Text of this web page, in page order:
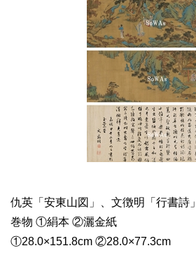
仇英「安東山図」、文徴明「行書詩」
巻物 ①絹本 ②灑金紙
①28.0×151.8cm ②28.0×77.3cm